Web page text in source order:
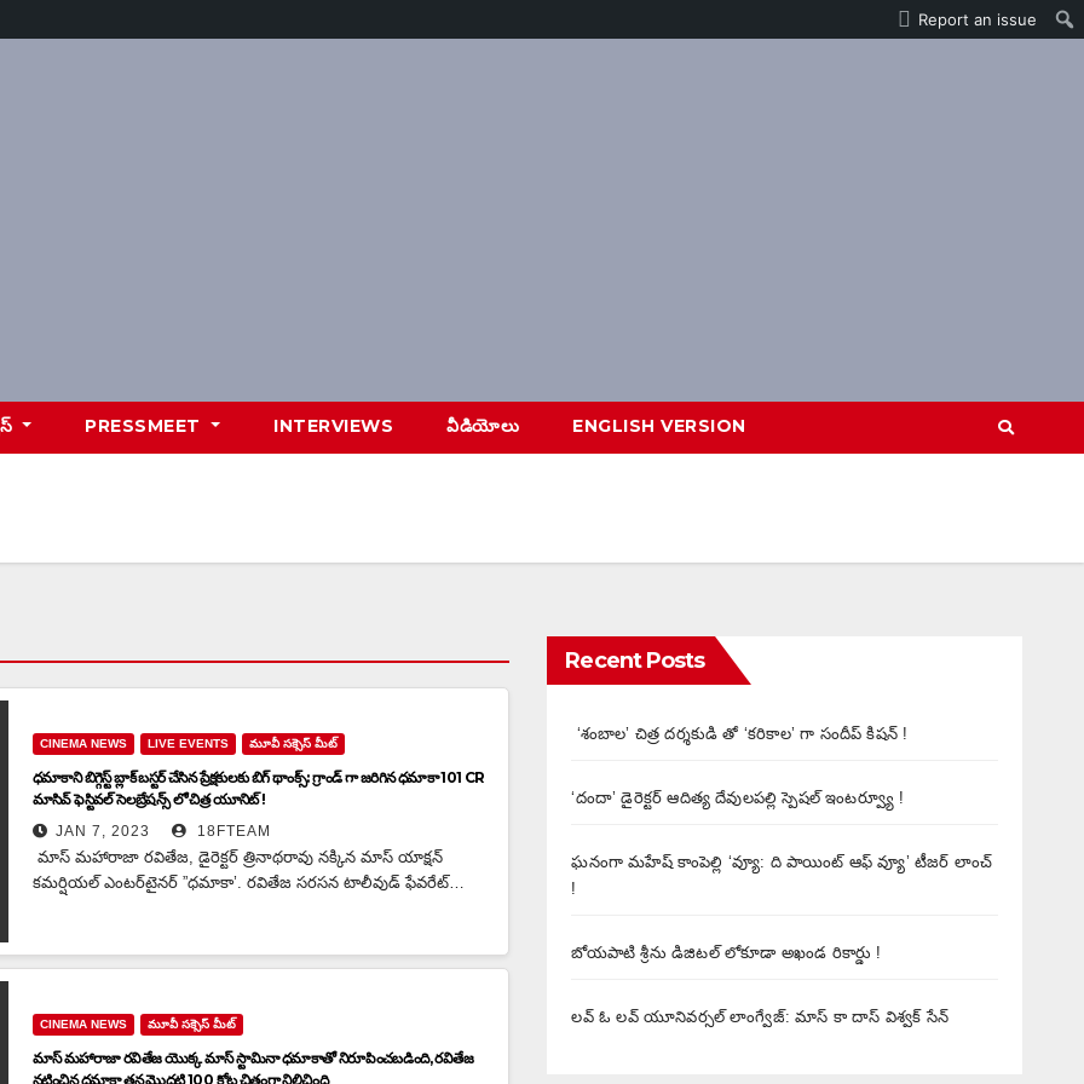
Report an issue
PRESSMEET INTERVIEWS వీడియోలు ENGLISH VERSION
CINEMA NEWS LIVE EVENTS మూవీ సక్సెస్ మీట్
ధమాకాని బిగ్గెస్ట్ బ్లాక్ బస్టర్ చేసిన ప్రేక్షకులకు బిగ్ థాంక్స్: గ్రాండ్ గా జరిగిన ధమాకా 101 CR
మాసివ్ ఫెస్టివల్ సెలబ్రేషన్స్ లో చిత్ర యూనిట్ !
JAN 7, 2023 18FTEAM
మాస్ మహారాజా రవితేజ, డైరెక్టర్ త్రినాథరావు నక్కిన మాస్ యాక్షన్
కమర్షియల్ ఎంటర్‌టైనర్ ”ధమాకా’. రవితేజ సరసన టాలీవుడ్ ఫేవరేట్…
CINEMA NEWS మూవీ సక్సెస్ మీట్
మాస్ మహారాజా రవితేజ యొక్క మాస్ స్టామినా ధమాకాతో నిరూపించబడింది, రవితేజ
నటించిన ధమాకా తన మొదటి 100 కోట్ల చిత్రంగా నిలిచింది
Recent Posts
‘శంబాల’ చిత్ర దర్శకుడి తో ‘కరికాల’ గా సందీప్ కిషన్ !
‘దందా’ డైరెక్ట‌ర్ ఆదిత్య దేవులపల్లి స్పెషల్ ఇంటర్వ్యూ !
ఘనంగా మహేష్ కాంపెల్లి ‘వ్యూ: ది పాయింట్ ఆఫ్ వ్యూ’ టీజర్ లాంచ్
!
బోయపాటి శ్రీను డిజిటల్‌ లోకూడా అఖండ రికార్డు !
లవ్ ఓ లవ్ యూనివర్సల్ లాంగ్వేజ్‌: మాస్ కా దాస్ విశ్వక్ సేన్